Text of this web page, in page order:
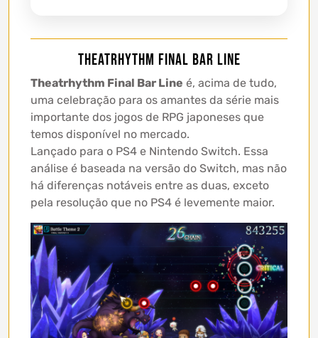
Theatrhythm Final Bar Line
Theatrhythm Final Bar Line é, acima de tudo,
uma celebração para os amantes da série mais
importante dos jogos de RPG japoneses que
temos disponível no mercado.
Lançado para o PS4 e Nintendo Switch. Essa
análise é baseada na versão do Switch, mas não
há diferenças notáveis entre as duas, exceto
pela resolução que no PS4 é levemente maior.